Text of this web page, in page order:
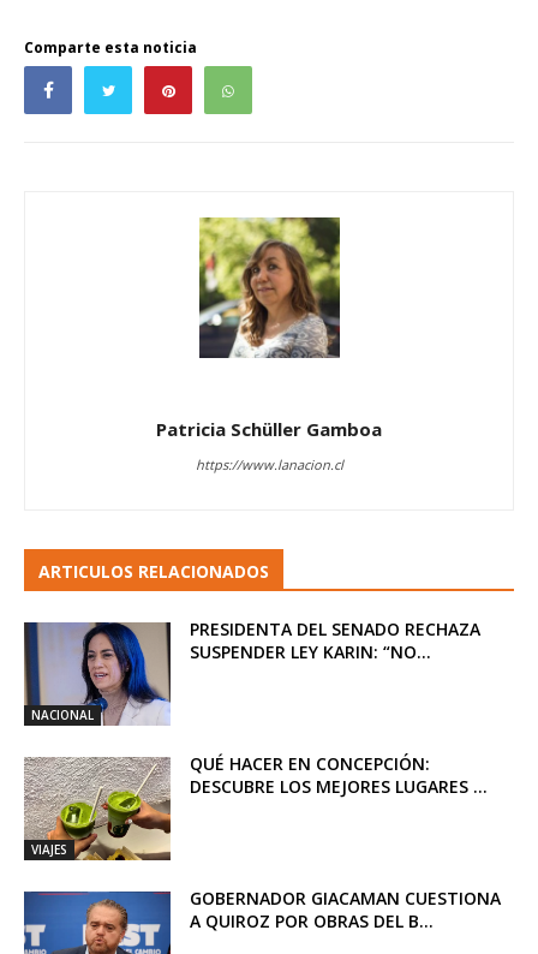
Comparte esta noticia
Patricia Schüller Gamboa
https://www.lanacion.cl
ARTICULOS RELACIONADOS
NACIONAL
PRESIDENTA DEL SENADO RECHAZA
SUSPENDER LEY KARIN: “NO...
VIAJES
QUÉ HACER EN CONCEPCIÓN:
DESCUBRE LOS MEJORES LUGARES ...
GOBERNADOR GIACAMAN CUESTIONA
A QUIROZ POR OBRAS DEL B...